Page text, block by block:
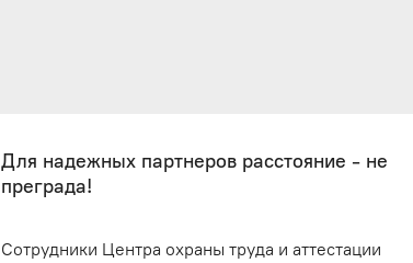
Для надежных партнеров расстояние - не
преграда!
Сотрудники Центра охраны труда и аттестации